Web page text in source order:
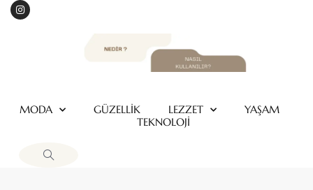
MODA GÜZELLİK LEZZET
YAŞAM
TEKNOLOJİ